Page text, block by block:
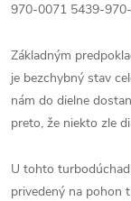
970-0071 5439-
Základným
je bezchybný stav
nám do dielne
preto, že niekto zle
U tohto
privedený na pohon